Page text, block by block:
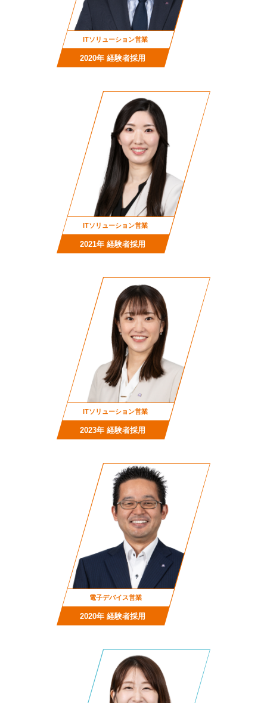
ITソリューション営業
2020年 経験者採用
ITソリューション営業
2021年 経験者採用
ITソリューション営業
2023年 経験者採用
電子デバイス営業
2020年 経験者採用